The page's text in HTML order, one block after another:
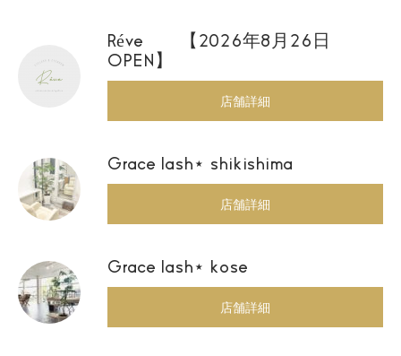
Réve 【2026年8月26日
OPEN】
店舗詳細
Grace lash⋆ shikishima
店舗詳細
Grace lash⋆ kose
店舗詳細